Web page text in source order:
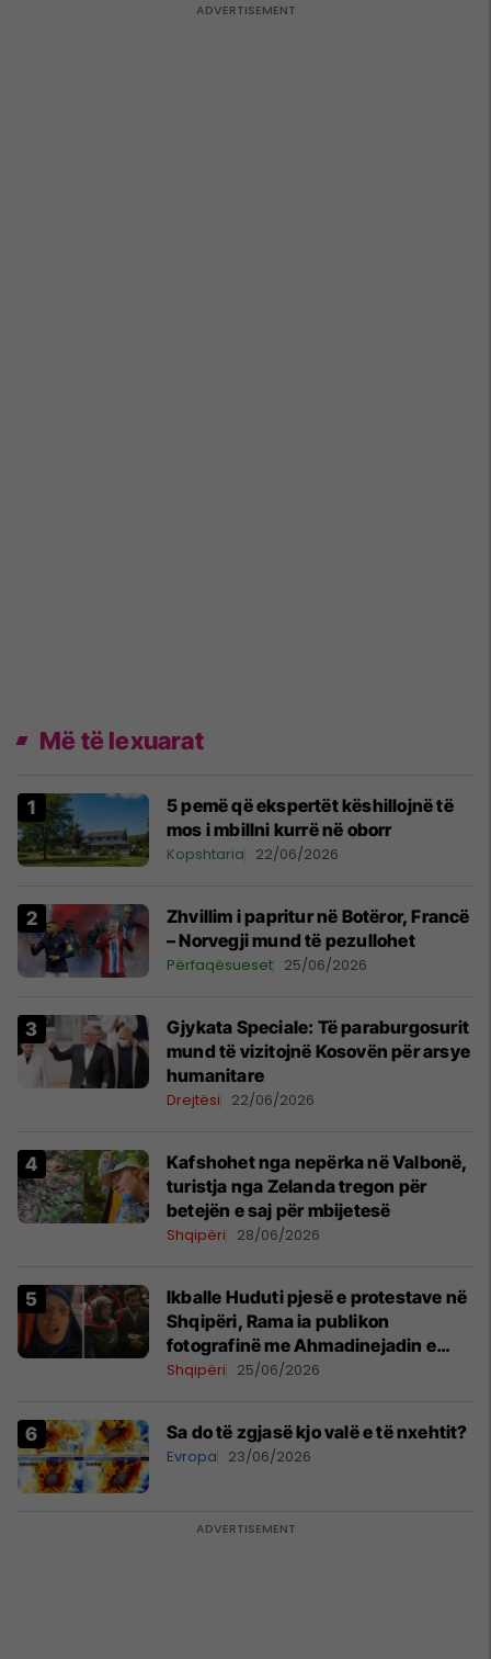
Më të lexuarat
5 pemë që ekspertët këshillojnë të
mos i mbillni kurrë në oborr
Kopshtaria 22/06/2026
Zhvillim i papritur në Botëror, Francë
– Norvegji mund të pezullohet
Përfaqësueset 25/06/2026
​Gjykata Speciale: Të paraburgosurit
mund të vizitojnë Kosovën për arsye
humanitare
Drejtësi 22/06/2026
Kafshohet nga nepërka në Valbonë,
turistja nga Zelanda tregon për
betejën e saj për mbijetesë
Shqipëri 28/06/2026
Ikballe Huduti pjesë e protestave në
Shqipëri, Rama ia publikon
fotografinë me Ahmadinejadin e
Iranit
Shqipëri 25/06/2026
Sa do të zgjasë kjo valë e të nxehtit?
Evropa 23/06/2026